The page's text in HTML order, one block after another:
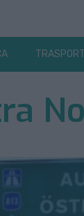
TRASPORTI